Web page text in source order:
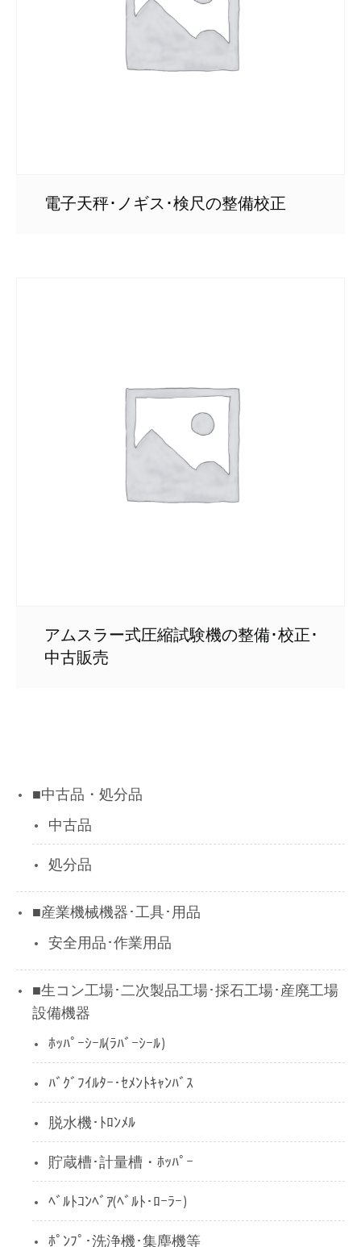
電子天秤･ノギス･検尺の整備校正
アムスラー式圧縮試験機の整備･校正･
中古販売
■中古品・処分品
中古品
処分品
■産業機械機器･工具･用品
安全用品･作業用品
■生コン工場･二次製品工場･採石工場･産廃工場
設備機器
ﾎｯﾊﾟｰｼｰﾙ(ﾗﾊﾞｰｼｰﾙ)
ﾊﾞｸﾞﾌｲﾙﾀｰ･ｾﾒﾝﾄｷｬﾝﾊﾞｽ
脱水機･ﾄﾛﾝﾒﾙ
貯蔵槽･計量槽・ﾎｯﾊﾟｰ
ﾍﾞﾙﾄｺﾝﾍﾞｱ(ﾍﾞﾙﾄ･ﾛｰﾗｰ)
ﾎﾟﾝﾌﾟ･洗浄機･集塵機等